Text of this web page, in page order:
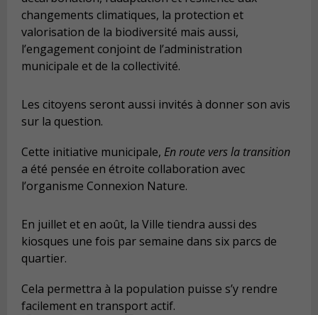
changements climatiques, la protection et
valorisation de la biodiversité mais aussi,
l’engagement conjoint de l’administration
municipale et de la collectivité.
Les citoyens seront aussi invités à donner son avis
sur la question.
Cette initiative municipale, En route vers la transition
a été pensée en étroite collaboration avec
l’organisme Connexion Nature.
En juillet et en août, la Ville tiendra aussi des
kiosques une fois par semaine dans six parcs de
quartier.
Cela permettra à la population puisse s’y rendre
facilement en transport actif.